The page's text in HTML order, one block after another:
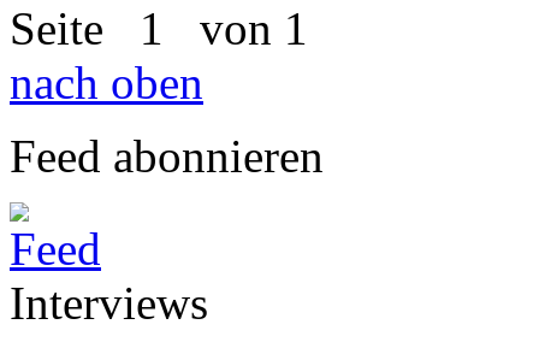
Seite 1 von 1
nach oben
Feed abonnieren
Interviews